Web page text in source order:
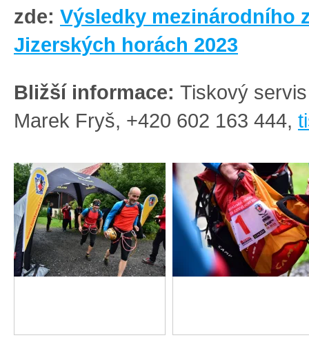
zde: Výsledky mezinárodního
Jizerských horách 2023
Bližší informace: Tiskový
Marek Fryš, +420 602 163 444,